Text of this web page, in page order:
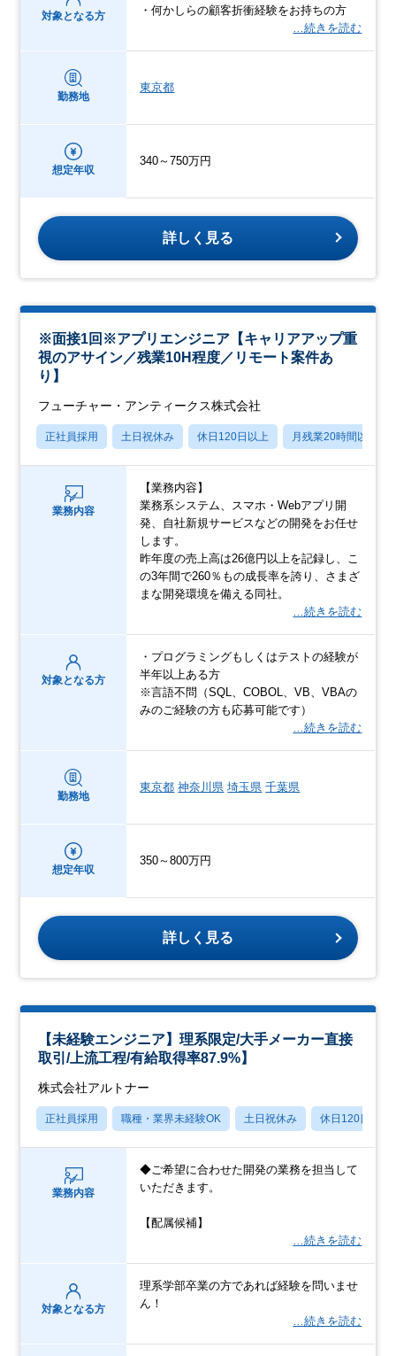
対象となる方
・何かしらの顧客折衝経験をお持ちの方
…続きを読む
勤務地
東京都
想定年収
340～750万円
詳しく見る
※面接1回※アプリエンジニア【キャリアアップ重
視のアサイン／残業10H程度／リモート案件あ
り】
フューチャー・アンティークス株式会社
正社員採用 土日祝休み 休日120日以上 月残業20時間以内
業務内容
【業務内容】
業務系システム、スマホ・Webアプリ開
発、自社新規サービスなどの開発をお任せ
します。
昨年度の売上高は26億円以上を記録し、こ
の3年間で260％もの成長率を誇り、さまざ
まな開発環境を備える同社。
…続きを読む
対象となる方
・プログラミングもしくはテストの経験が
半年以上ある方
※言語不問（SQL、COBOL、VB、VBAの
みのご経験の方も応募可能です）
…続きを読む
勤務地
東京都 神奈川県 埼玉県 千葉県
想定年収
350～800万円
詳しく見る
【未経験エンジニア】理系限定/大手メーカー直接
取引/上流工程/有給取得率87.9%】
株式会社アルトナー
正社員採用 職種・業界未経験OK 土日祝休み 休日120日以上
業務内容
◆ご希望に合わせた開発の業務を担当して
いただきます。
【配属候補】
…続きを読む
対象となる方
理系学部卒業の方であれば経験を問いませ
ん！
…続きを読む